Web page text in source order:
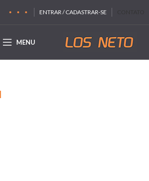
ENTRAR / CADASTRAR-SE
MENU